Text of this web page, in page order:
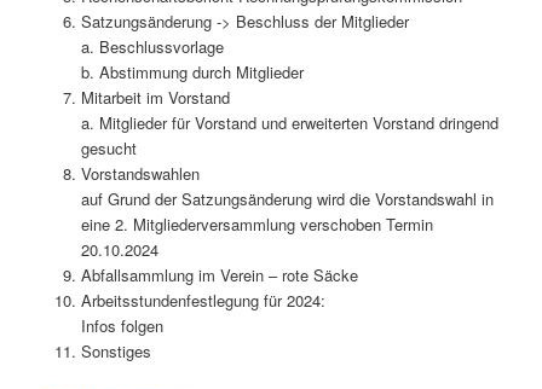
Satzungsänderung -> Beschluss der Mitglieder
a. Beschlussvorlage
b. Abstimmung durch Mitglieder
Mitarbeit im Vorstand
a. Mitglieder für Vorstand und erweiterten Vorstand dringend
gesucht
Vorstandswahlen
auf Grund der Satzungsänderung wird die Vorstandswahl in
eine 2. Mitgliederversammlung verschoben Termin
20.10.2024
Abfallsammlung im Verein – rote Säcke
Arbeitsstundenfestlegung für 2024:
Infos folgen
Sonstiges